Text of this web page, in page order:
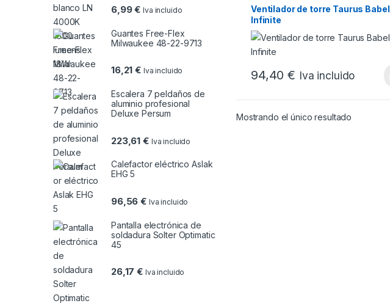
Ventilador de torre Taurus Babel
Infinite
94,40€ Iva incluido
Mostrando el único resultado
6,99€ Iva incluido
Guantes Free-Flex
Milwaukee 48-22-9713
16,21€ Iva incluido
Escalera 7 peldaños de
aluminio profesional
Deluxe Persum
223,61€ Iva incluido
Calefactor eléctrico Aslak
EHG 5
96,56€ Iva incluido
Pantalla electrónica de
soldadura Solter Optimatic
45
26,17€ Iva incluido